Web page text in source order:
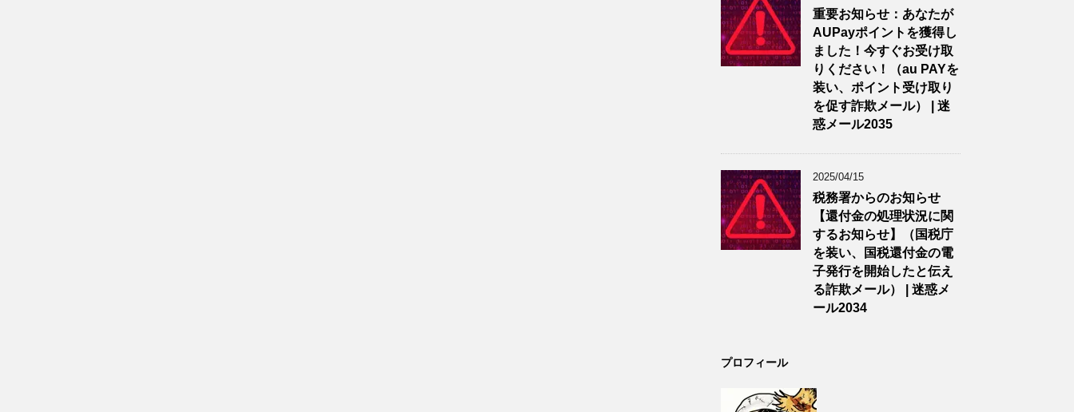
重要お知らせ：あなたが
AUPayポイントを獲得し
ました！今すぐお受け取
りください！（au PAYを
装い、ポイント受け取り
を促す詐欺メール） | 迷
惑メール2035
2025/04/15
税務署からのお知らせ
【還付金の処理状況に関
するお知らせ】（国税庁
を装い、国税還付金の電
子発行を開始したと伝え
る詐欺メール） | 迷惑メ
ール2034
プロフィール